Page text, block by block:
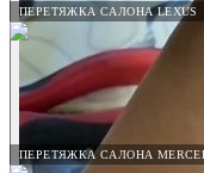
ПЕРЕТЯЖКА САЛОНА LEXUS